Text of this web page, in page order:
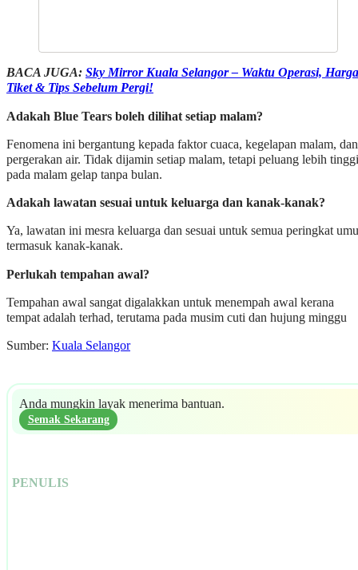
BACA JUGA: Sky Mirror Kuala Selangor – Waktu Operasi, Harga
Tiket & Tips Sebelum Pergi!
Adakah Blue Tears boleh dilihat setiap malam?
Fenomena ini bergantung kepada faktor cuaca, kegelapan malam, dan
pergerakan air. Tidak dijamin setiap malam, tetapi peluang lebih tinggi
pada malam gelap tanpa bulan.
Adakah lawatan sesuai untuk keluarga dan kanak-kanak?
Ya, lawatan ini mesra keluarga dan sesuai untuk semua peringkat
termasuk kanak-kanak.
Perlukah tempahan awal?
Tempahan awal sangat digalakkan untuk menempah awal kerana
tempat adalah terhad, terutama pada musim cuti dan hujung minggu
Sumber: Kuala Selangor
Anda mungkin layak menerima bantuan.
Semak Sekarang
PENULIS